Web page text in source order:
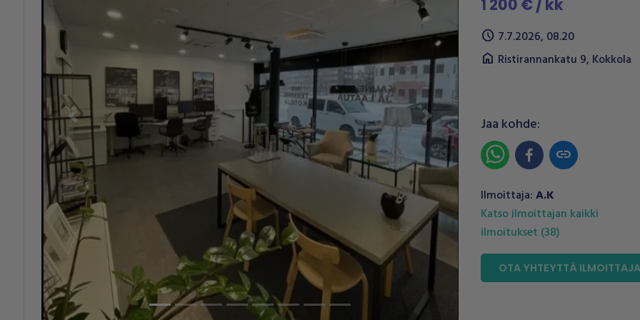
Previous Next
1 200 € / kk
schedule 7.7.2026, 08.20
home Ristirannankatu 9, Kokkola
Jaa kohde:
link
Ilmoittaja:A.K
Katso ilmoittajan kaikki
ilmoitukset (38)
OTA YHTEYTTÄ